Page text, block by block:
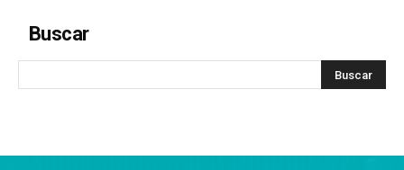
Buscar